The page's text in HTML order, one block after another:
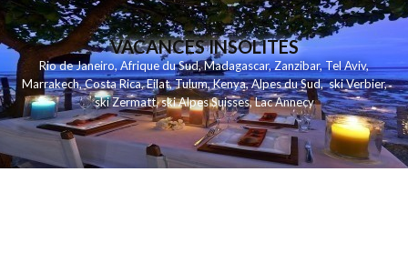
VACANCES INSOLITES
Rio de Janeiro,Afrique du Sud,Madagascar,Zanzibar,Tel Aviv,
Marrakech,Costa Rica,Eilat,Tulum,Kenya,Alpes du Sud,ski Verbier,
ski Zermatt,ski Alpes Suisses,Lac Annecy